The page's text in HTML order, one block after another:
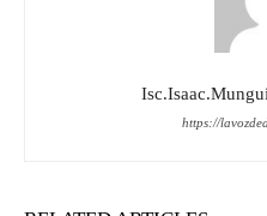
https://